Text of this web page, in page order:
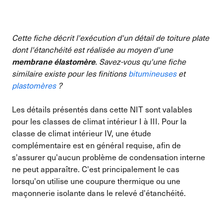
Cette fiche décrit l'exécution d'un détail de toiture plate
dont l'étanchéité est réalisée au moyen d'une
membrane élastomère. Savez-vous qu'une fiche
similaire existe pour les finitionsbitumineuseset
plastomères?
Les détails présentés dans cette NIT sont valables
pour les classes de climat intérieur I à III. Pour la
classe de climat intérieur IV, une étude
complémentaire est en général requise, afin de
s'assurer qu'aucun problème de condensation interne
ne peut apparaître. C'est principalement le cas
lorsqu'on utilise une coupure thermique ou une
maçonnerie isolante dans le relevé d'étanchéité.